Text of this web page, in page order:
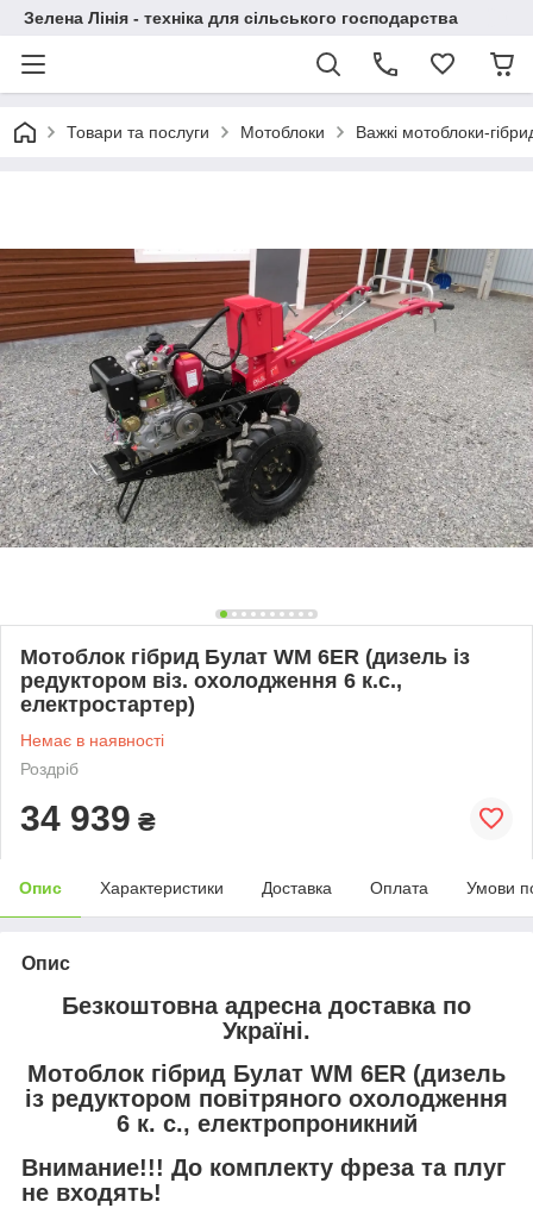
Зелена Лінія - техніка для сільського господарства
Товари та послуги Мотоблоки Важкі мотоблоки-
Мотоблок гібрид Булат WM 6ER (дизель із
редуктором віз. охолодження 6 к.с.,
електростартер)
Немає в наявності
Роздріб
34 939 ₴
Опис Характеристики Доставка Оплата Умови
Опис
Безкоштовна адресна доставка по
Україні.
Мотоблок гібрид Булат WM 6ER (дизель
із редуктором повітряного охолодження
6 к. с., електропроникний
Внимание!!! До комплекту фреза та плуг
не входять!